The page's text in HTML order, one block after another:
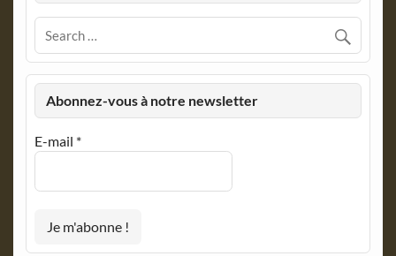
Abonnez-vous à notre newsletter
E-mail *